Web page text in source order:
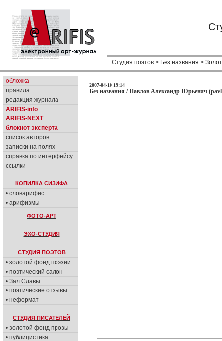
Студия поэтов > Без названия >
обложка
правила
редакция журнала
ARIFIS-info
ARIFIS-NEXT
блокнот эксперта
список авторов
записки на полях
справка по интерфейсу
ссылки
КОПИЛКА СИЗИФА
• словарифис
• арифизмы
ФОТО-АРТ
ЭХО-СТУДИЯ
СТУДИЯ ПОЭТОВ
• золотой фонд поэзии
• поэтический салон
• Зал Славы
• поэтические отзывы
• неформат
СТУДИЯ ПИСАТЕЛЕЙ
• золотой фонд прозы
• публицистика
2007-04-10 19:14
Без названия / Павлов Александр Юрьевич (